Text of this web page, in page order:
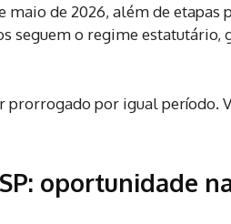
de 2026, além de etapas
seguem o regime estatutário,
prorrogado por igual período.
oportunidade